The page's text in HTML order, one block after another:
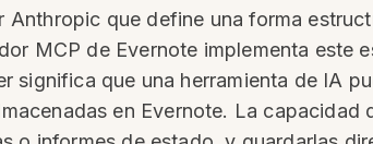
que define una forma
MCP de Evernote implementa este
significa que una herramienta de IA
en Evernote. La capacidad